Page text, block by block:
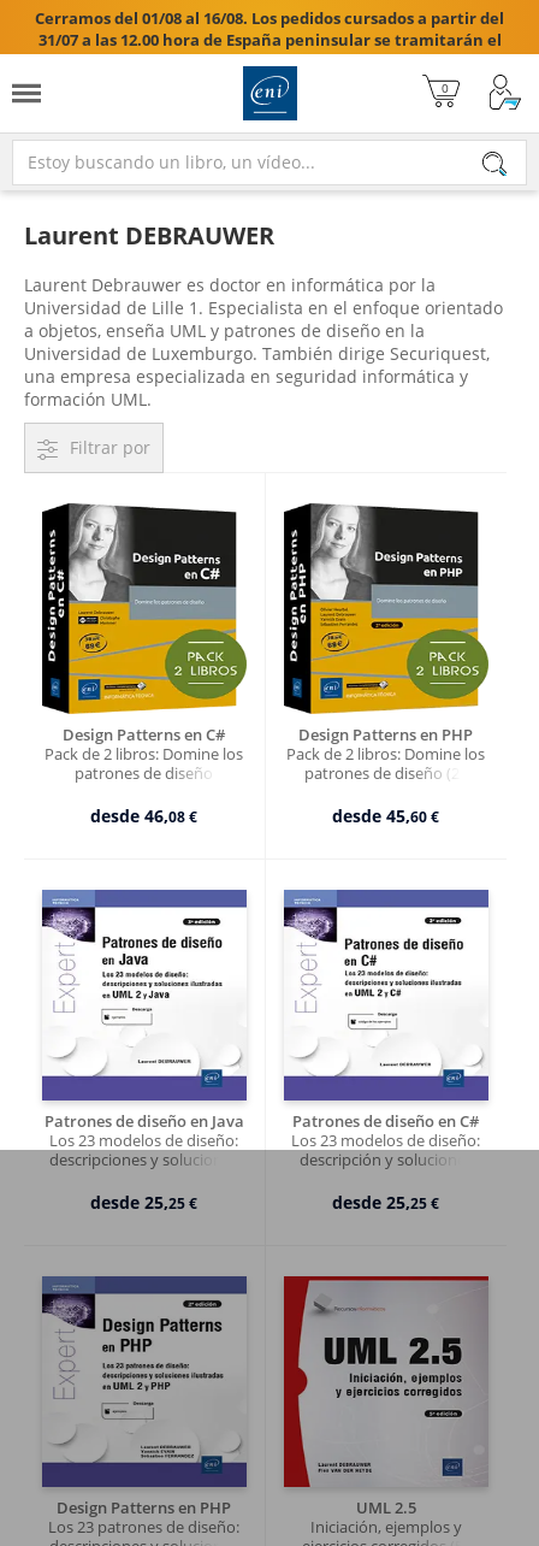
Cerramos del 01/08 al 16/08. Los pedidos cursados a partir del
31/07 a las 12.00 hora de España peninsular se tramitarán el
17/08/2026.

Laurent DEBRAUWER
Laurent Debrauwer es doctor en informática por la
Universidad de Lille 1. Especialista en el enfoque orientado
a objetos, enseña UML y patrones de diseño en la
Universidad de Luxemburgo. También dirige Securiquest,
una empresa especializada en seguridad informática y
formación UML.
Filtrar por
Design Patterns en C#
Pack de 2 libros: Domine los
patrones de diseño
desde46,08 €
Design Patterns en PHP
Pack de 2 libros: Domine los
patrones de diseño (2a
desde45,60 €
Patrones de diseño en Java
Los 23 modelos de diseño:
descripciones y soluciones
edición]
desde25,25 €
Patrones de diseño en C#
Los 23 modelos de diseño:
descripción y soluciones
[2ªedición]
desde25,25 €
Design Patterns en PHP
Los 23 patrones de diseño:
UML 2.5
Iniciación, ejemplos y